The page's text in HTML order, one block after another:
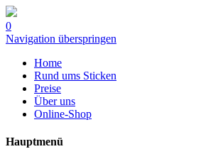
0
Navigation überspringen
Home
Rund ums Sticken
Preise
Über uns
Online-Shop
Hauptmenü